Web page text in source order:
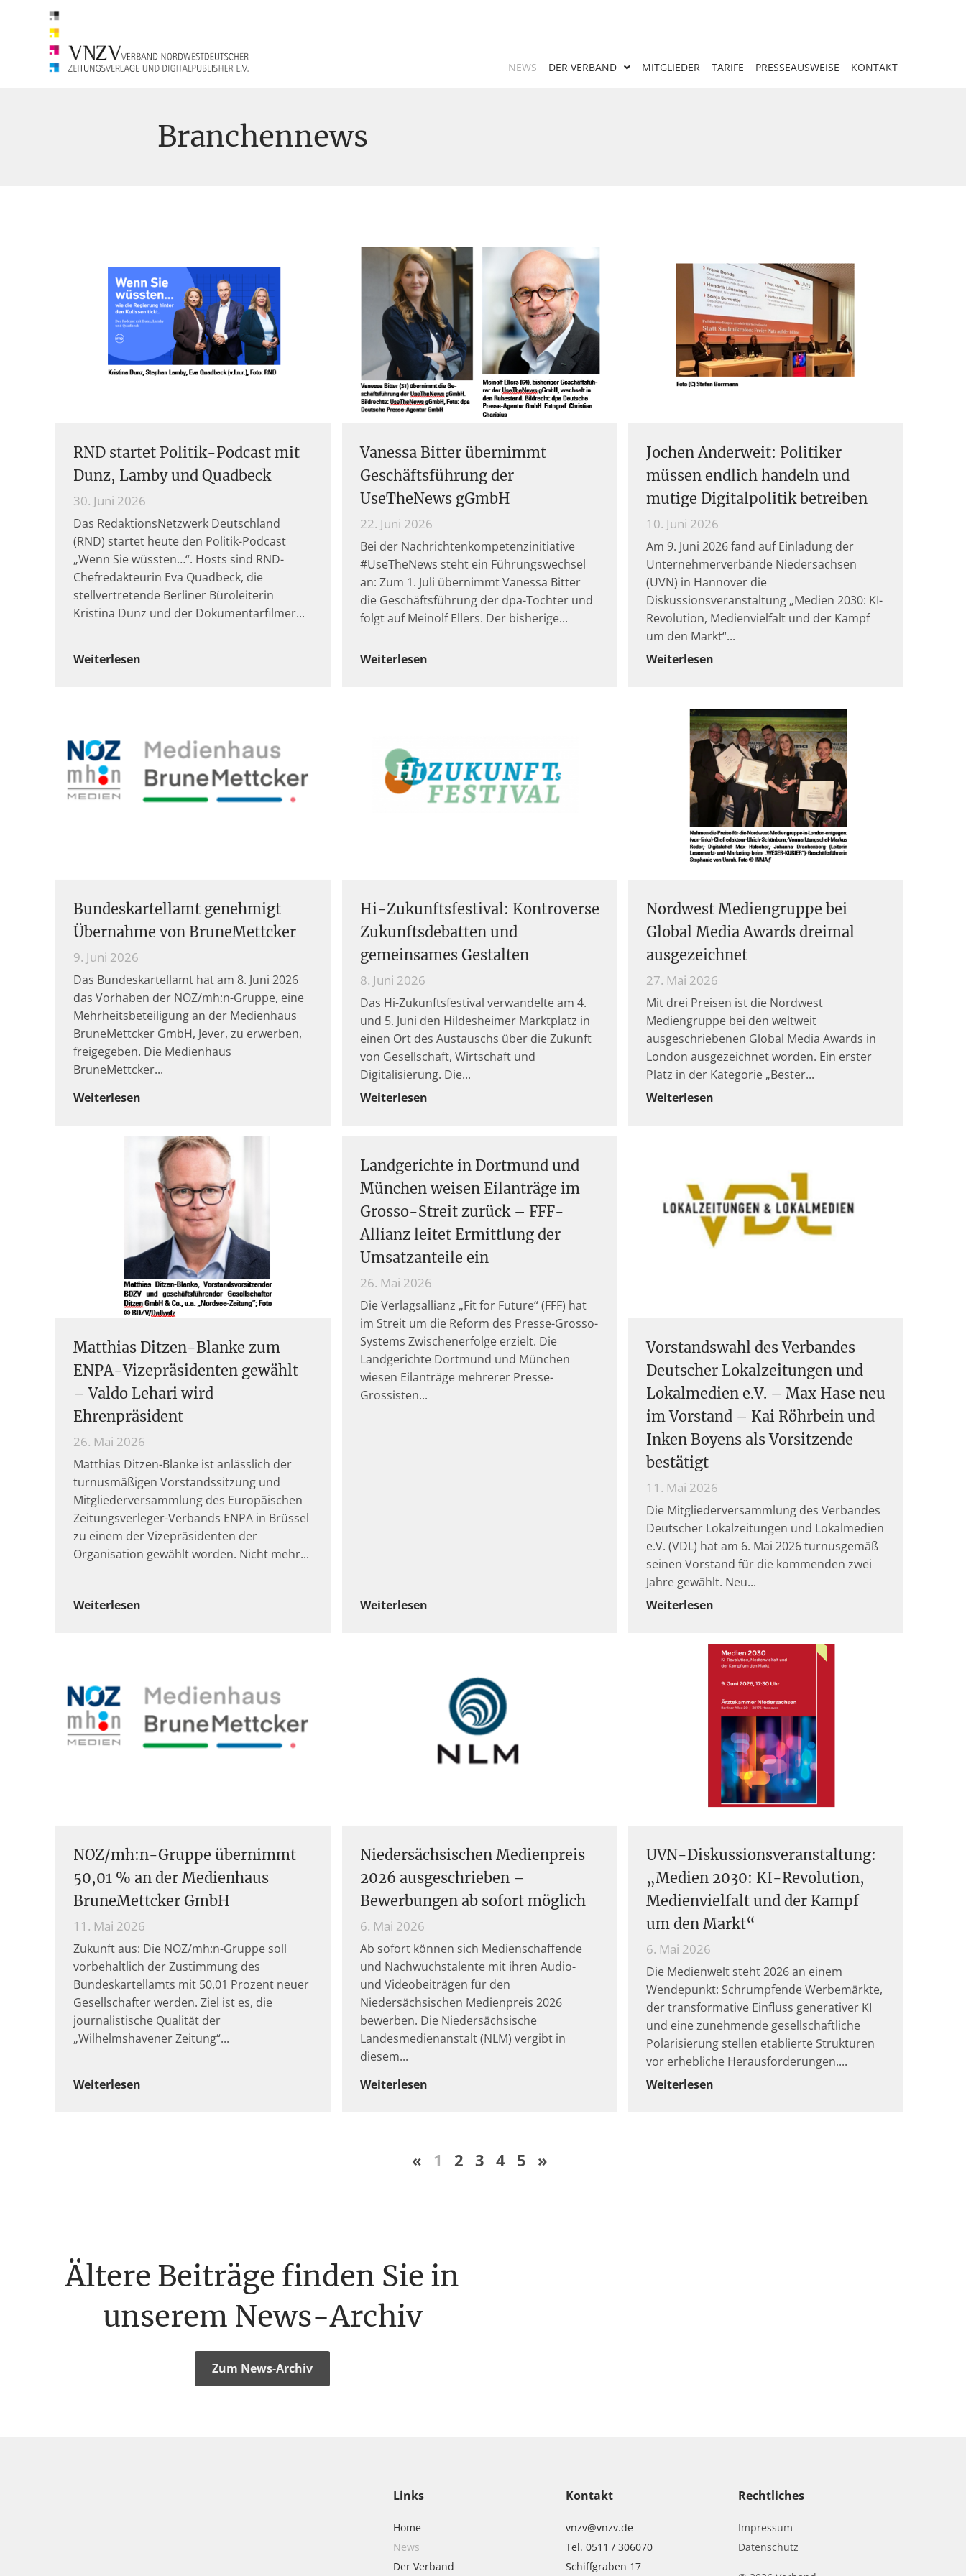
NEWS DER VERBAND MITGLIEDER TARIFE PRESSEAUSWEISE KONTAKT
Branchennews
RND startet Politik-Podcast mit
Dunz, Lamby und Quadbeck
30. Juni 2026
Das RedaktionsNetzwerk Deutschland
(RND) startet heute den Politik-Podcast
„Wenn Sie wüssten…“. Hosts sind RND-
Chefredakteurin Eva Quadbeck, die
stellvertretende Berliner Büroleiterin
Kristina Dunz und der Dokumentarfilmer
Weiterlesen
Vanessa Bitter übernimmt
Geschäftsführung der
UseTheNews gGmbH
22. Juni 2026
Bei der Nachrichtenkompetenzinitiative
#UseTheNews steht ein Führungswechsel
an: Zum 1. Juli übernimmt Vanessa Bitter
die Geschäftsführung der dpa-Tochter und
folgt auf Meinolf Ellers. Der bisherige
Weiterlesen
Jochen Anderweit: Politiker
müssen endlich handeln und
mutige Digitalpolitik betreiben
10. Juni 2026
Am 9. Juni 2026 fand auf Einladung der
Unternehmerverbände Niedersachsen
(UVN) in Hannover die
Diskussionsveranstaltung „Medien 2030: KI-
Revolution, Medienvielfalt und der Kampf
um den Markt“
Weiterlesen
Bundeskartellamt genehmigt
Übernahme von BruneMettcker
9. Juni 2026
Das Bundeskartellamt hat am 8. Juni 2026
das Vorhaben der NOZ/mh:n-Gruppe, eine
Mehrheitsbeteiligung an der Medienhaus
BruneMettcker GmbH, Jever, zu erwerben,
freigegeben. Die Medienhaus
BruneMettcker
Weiterlesen
Hi-Zukunftsfestival: Kontroverse
Zukunftsdebatten und
gemeinsames Gestalten
8. Juni 2026
Das Hi-Zukunftsfestival verwandelte am 4.
und 5. Juni den Hildesheimer Marktplatz in
einen Ort des Austauschs über die Zukunft
von Gesellschaft, Wirtschaft und
Digitalisierung. Die
Weiterlesen
Nordwest Mediengruppe bei
Global Media Awards dreimal
ausgezeichnet
27. Mai 2026
Mit drei Preisen ist die Nordwest
Mediengruppe bei den weltweit
ausgeschriebenen Global Media Awards in
London ausgezeichnet worden. Ein erster
Platz in der Kategorie „Bester
Weiterlesen
Matthias Ditzen-Blanke zum
ENPA-Vizepräsidenten gewählt
– Valdo Lehari wird
Ehrenpräsident
26. Mai 2026
Matthias Ditzen-Blanke ist anlässlich der
turnusmäßigen Vorstandssitzung und
Mitgliederversammlung des Europäischen
Zeitungsverleger-Verbands ENPA in Brüssel
zu einem der Vizepräsidenten der
Organisation gewählt worden. Nicht mehr
Weiterlesen
Landgerichte in Dortmund und
München weisen Eilanträge im
Grosso-Streit zurück – FFF-
Allianz leitet Ermittlung der
Umsatzanteile ein
26. Mai 2026
Die Verlagsallianz „Fit for Future“ (FFF) hat
im Streit um die Reform des Presse-Grosso-
Systems Zwischenerfolge erzielt. Die
Landgerichte Dortmund und München
wiesen Eilanträge mehrerer Presse-
Grossisten
Weiterlesen
Vorstandswahl des Verbandes
Deutscher Lokalzeitungen und
Lokalmedien e.V. – Max Hase neu
im Vorstand – Kai Röhrbein und
Inken Boyens als Vorsitzende
bestätigt
11. Mai 2026
Die Mitgliederversammlung des Verbandes
Deutscher Lokalzeitungen und Lokalmedien
e.V. (VDL) hat am 6. Mai 2026 turnusgemäß
seinen Vorstand für die kommenden zwei
Jahre gewählt. Neu
Weiterlesen
NOZ/mh:n-Gruppe übernimmt
50,01 % an der Medienhaus
BruneMettcker GmbH
11. Mai 2026
Zukunft aus: Die NOZ/mh:n-Gruppe soll
vorbehaltlich der Zustimmung des
Bundeskartellamts mit 50,01 Prozent neuer
Gesellschafter werden. Ziel ist es, die
journalistische Qualität der
„Wilhelmshavener Zeitung“
Weiterlesen
Niedersächsischen Medienpreis
2026 ausgeschrieben –
Bewerbungen ab sofort möglich
6. Mai 2026
Ab sofort können sich Medienschaffende
und Nachwuchstalente mit ihren Audio-
und Videobeiträgen für den
Niedersächsischen Medienpreis 2026
bewerben. Die Niedersächsische
Landesmedienanstalt (NLM) vergibt in
diesem
Weiterlesen
UVN-Diskussionsveranstaltung:
„Medien 2030: KI-Revolution,
Medienvielfalt und der Kampf
um den Markt“
6. Mai 2026
Die Medienwelt steht 2026 an einem
Wendepunkt: Schrumpfende Werbemärkte,
der transformative Einfluss generativer KI
und eine zunehmende gesellschaftliche
Polarisierung stellen etablierte Strukturen
vor erhebliche Herausforderungen.
Weiterlesen
« 1 2 3 4 5 »
Ältere Beiträge finden Sie in
unserem News-Archiv
Zum News-Archiv
Links
Home
News
Der Verband
Kontakt
vnzv@vnzv.de
Tel. 0511 / 306070
Schiffgraben 17
Rechtliches
Impressum
Datenschutz